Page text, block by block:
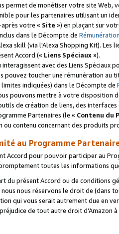
permet de monétiser votre site Web,
pour les partenaires utilisant un
votre « Site ») en plaçant sur
dans le Décompte de
skill (via l'Alexa Shopping Kit).
Accord (« Liens Spéciaux»).
avec des Liens Spéciaux
pouvez toucher une rémunération
indiquées) dans le Décompte de
pouvons mettre à votre disposition
de création de liens, des
Partenaires (le « Contenu du
contenu concernant des produits
au Programme
Accord pour pouvoir participer au
toutes les informations
du présent Accord ou de conditions
nous réservons le droit de (dans
qui vous serait autrement due en
de tout autre droit